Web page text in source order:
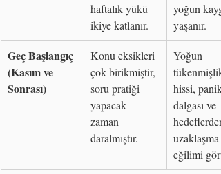
haftalık yükü
ikiye katlanır.
yoğun
yaşanır.
Geç Başlangıç
(Kasım ve
Sonrası)
Konu eksikleri
çok birikmiştir,
soru pratiği
yapacak
zaman
daralmıştır.
Yoğun
tükenmişlik
hissi, panik
dalgası ve
hedeflerden
uzaklaşma
eğilimi